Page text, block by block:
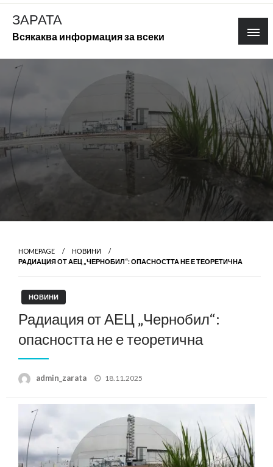
Skip
content
ЗАРАТА
Всякаква информация за всеки
HOMEPAGE
НОВИНИ
РАДИАЦИЯ ОТ АЕЦ „ЧЕРНОБИЛ“: ОПАСНОСТТА НЕ Е ТЕОРЕТИЧНА
НОВИНИ
Радиация от АЕЦ „Чернобил“:
опасността не е теоретична
admin_zarata
Posted
18.11.2025